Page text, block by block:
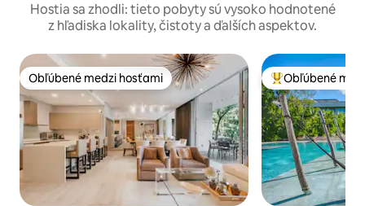
Hostia sa zhodli: tieto pobyty sú vysoko hodnotené
z hľadiska lokality, čistoty a ďalších aspektov.
Obľúbené medzi hosťami
Obľúbené medzi hosťami Najobľúbenejšie
Obľúbené